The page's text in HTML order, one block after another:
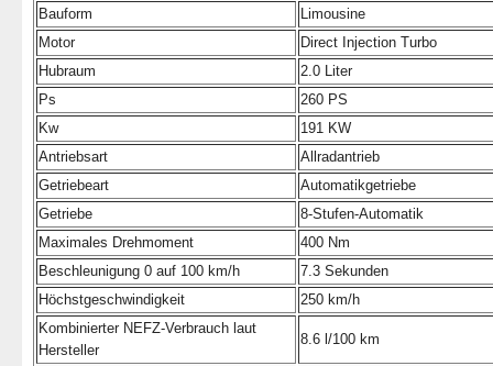
Bauform
Limousine
Motor
Direct Injection Turbo
Hubraum
2.0 Liter
Ps
260 PS
Kw
191 KW
Antriebsart
Allradantrieb
Getriebeart
Automatikgetriebe
Getriebe
8-Stufen-Automatik
Maximales Drehmoment
400 Nm
Beschleunigung 0 auf 100 km/h
7.3 Sekunden
Höchstgeschwindigkeit
250 km/h
Kombinierter NEFZ-Verbrauch laut
Hersteller
8.6 l/100 km